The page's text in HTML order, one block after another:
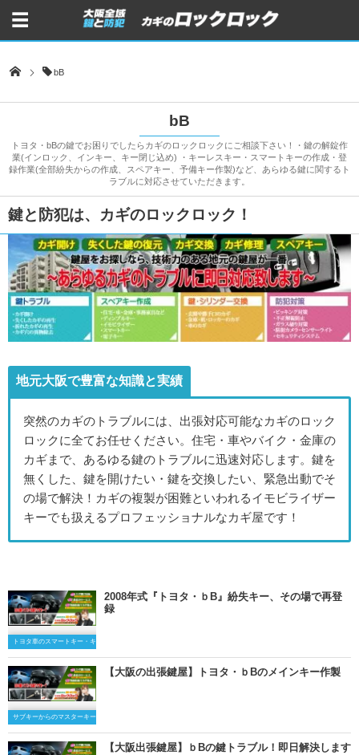
bB
bB
トヨタ・bBの鍵でお困りでしたらカギのロックロックにご相談下さい！・鍵の解錠作
業(インロック、インキー、キー閉じ込め) ・キーレスキー・スマートキーの作成・登
録作業(全部紛失からの作成、スペアキー、予備キー作製)など、あらゆる鍵に関するト
ラブルに対応させていただきます。
鍵と防犯は、カギのロックロック！
地元大阪で豊富な知識と実績
突然のカギのトラブルには、出張対応可能なカギのロック
ロックに全てお任せください。住宅・車やバイク・金庫の
カギまで、あるゆる鍵のトラブルに迅速対応します。鍵を
無くした、鍵を開けたい・鍵を交換したい、緊急出動でそ
の場で解決！カギの複製が困難といわれるイモビライザー
キーでも扱えるプロフェッショナルなカギ屋です！
トヨタ車のスマートキー・キーレスキー
2008年式『トヨタ・ｂB』紛失キー、その場で再登
録
サブキーからのマスターキー作製
【大阪の出張鍵屋】トヨタ・ｂBのメインキー作製
【大阪出張鍵屋】ｂBの鍵トラブル！即日解決します